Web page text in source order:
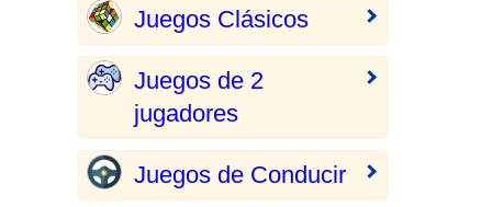
Juegos Clásicos
Juegos de 2
jugadores
Juegos de Conducir